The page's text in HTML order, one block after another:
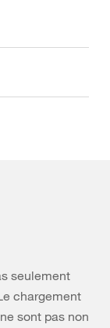
seulement
chargement
sont pas non